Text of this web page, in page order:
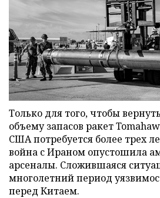
Только для того, чтобы
объему запасов ракет
США потребуется более трех
война с Ираном опустошила
арсеналы. Сложившаяся
многолетний период
перед Китаем.